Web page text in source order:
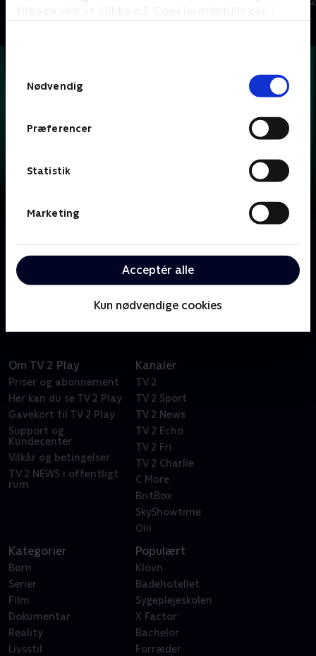
tilbage ved at klikke på ’Cookie-indstillinger’ i
Nødvendig
Præferencer
Statistik
Marketing
Acceptér alle
Kun nødvendige cookies
Lasse Rimmer er vært, når to hold kendte danskere
skal bluffe, gætte, købe og sælge sig igennem en
Om TV 2 Play
Priser og abonnement
Her kan du se TV 2 Play
Gavekort til TV 2 Play
Support og
Kundecenter
Vilkår og betingelser
TV 2 NEWS i offentligt
rum
Kanaler
TV 2
TV 2 Sport
TV 2 News
TV 2 Echo
TV 2 Fri
TV 2 Charlie
C More
BritBox
SkyShowtime
Oiii
Kategorier
Børn
Serier
Film
Dokumentar
Reality
Livsstil
Populært
Klovn
Badehotellet
Sygeplejeskolen
X Factor
Bachelor
Forræder